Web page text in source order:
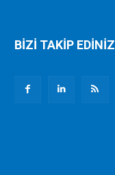
BİZİ TAKİP EDİNİZ